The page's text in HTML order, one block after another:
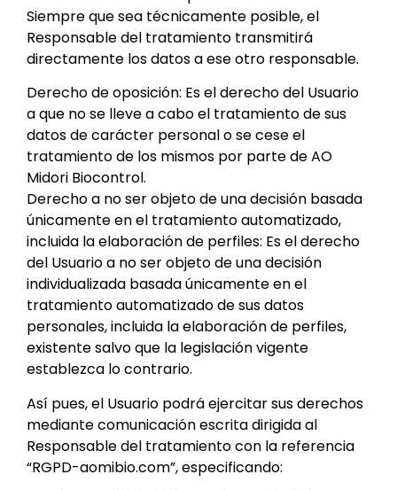
Siempre que sea técnicamente posible, el
Responsable del tratamiento transmitirá
directamente los datos a ese otro responsable.
Derecho de oposición: Es el derecho del Usuario
a que no se lleve a cabo el tratamiento de sus
datos de carácter personal o se cese el
tratamiento de los mismos por parte de AO
Midori Biocontrol.
Derecho a no ser objeto de una decisión basada
únicamente en el tratamiento automatizado,
incluida la elaboración de perfiles: Es el derecho
del Usuario a no ser objeto de una decisión
individualizada basada únicamente en el
tratamiento automatizado de sus datos
personales, incluida la elaboración de perfiles,
existente salvo que la legislación vigente
establezca lo contrario.
Así pues, el Usuario podrá ejercitar sus derechos
mediante comunicación escrita dirigida al
Responsable del tratamiento con la referencia
“RGPD-aomibio.com”, especificando: